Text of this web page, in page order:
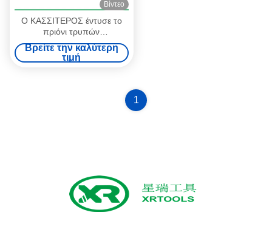
Βίντεο
Ο ΚΑΣΣΙΤΕΡΟΣ έντυσε το
πριόνι τρυπών
τετρ.μέτρου/4341 HSS,
πλήρως αλεσμένος κόπτης
πριονιών τρυπών κομματιών
Βρείτε την καλύτερη
τιμή
1